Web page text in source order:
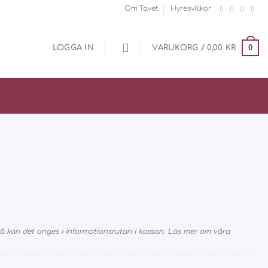
Om Tavet Hyresvillkor
LOGGA IN VARUKORG /0,00 KR 0
kan det anges i informationsrutan i kassan. Läs mer om våra